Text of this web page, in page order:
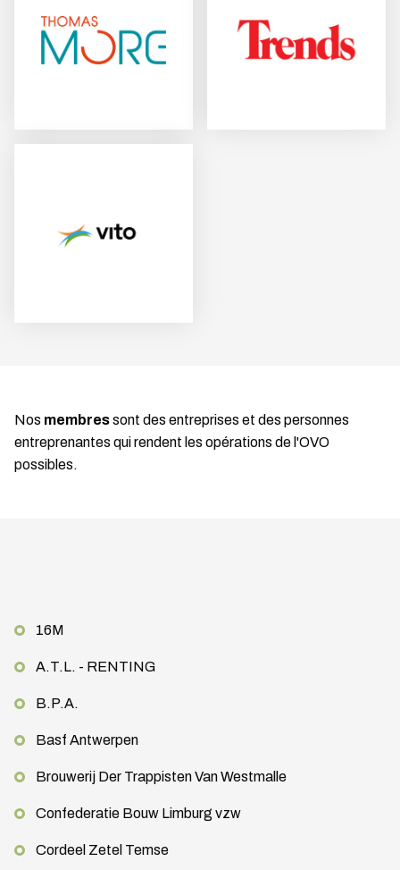
Nos membressont des entreprises et des personnes
entreprenantes qui rendent les opérations de l'OVO
possibles.
16M
A.T.L. - RENTING
B.P.A.
Basf Antwerpen
Brouwerij Der Trappisten Van Westmalle
Confederatie Bouw Limburg vzw
Cordeel Zetel Temse